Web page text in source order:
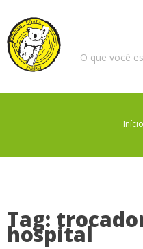
Início
Tag:
hospital